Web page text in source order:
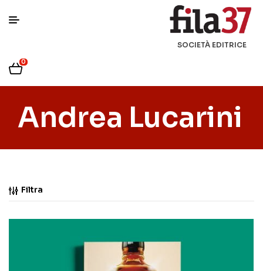
SOCIETÀ EDITRICE
0
Andrea Lucarini
Filtra